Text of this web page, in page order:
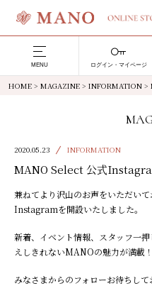
MENU ログイン・マイページ
HOME > MAGAZINE > INFORMATION >
2020.05.23 INFORMATION
MANO Select 公式
兼ねてより沢山のお声をいただい
Instagramを開設いたしました。
新着、イベント情報、スタッフ一
えしきれないMANOの魅力が満載！
みなさまからのフォローお待ちして